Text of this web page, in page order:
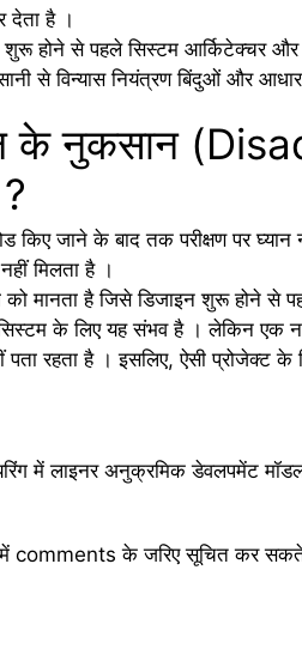
देता है ।
होने से पहले सिस्टम आर्किटेक्चर
से विन्यास नियंत्रण बिंदुओं और आधार
के नुकसान
किए जाने के बाद तक परीक्षण पर घ्यान
मिलता है ।
मानता है जिसे डिजाइन शुरू होने से
के लिए यह संभव है । लेकिन एक
रहता है । इसलिए, ऐसी प्रोजेक्ट के
में लाइनर अनुक्रमिक डेवलपमेंट
comments के जरिए सूचित कर